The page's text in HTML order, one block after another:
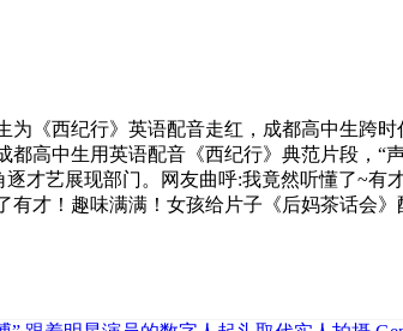
西纪行》英语配音走红，成都高中生跨时
高中生用英语配音《西纪行》典范片段，“
才艺展现部门。网友曲呼:我竟然听懂了~
才！趣味满满！女孩给片子《后妈茶话会